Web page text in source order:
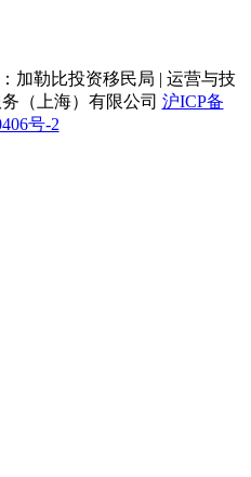
加勒比投资移民局 | 运营与技
（上海）有限公司 沪ICP备
号-2